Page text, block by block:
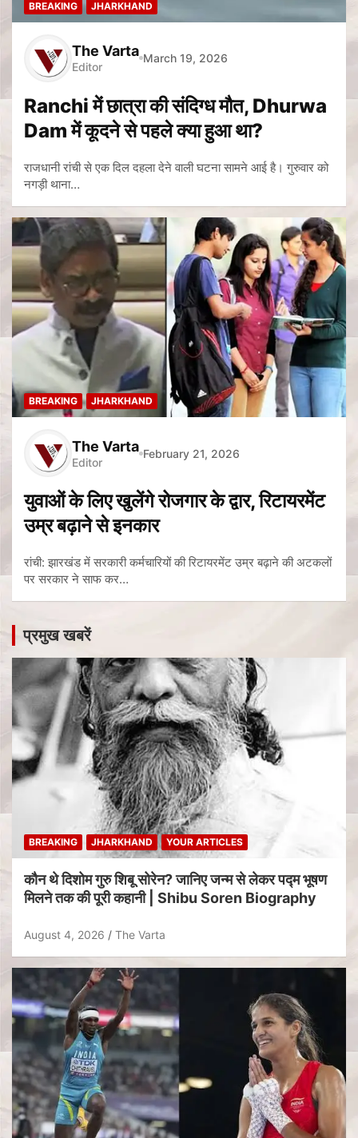
BREAKING JHARKHAND
The Varta
Editor
March 19, 2026
Ranchi में छात्रा की संदिग्ध मौत, Dhurwa
Dam में कूदने से पहले क्या हुआ था?
राजधानी रांची से एक दिल दहला देने वाली घटना सामने आई है। गुरुवार को
नगड़ी थाना…
BREAKING JHARKHAND
The Varta
Editor
February 21, 2026
युवाओं के लिए खुलेंगे रोजगार के द्वार, रिटायरमेंट
उम्र बढ़ाने से इनकार
रांची: झारखंड में सरकारी कर्मचारियों की रिटायरमेंट उम्र बढ़ाने की अटकलों
पर सरकार ने साफ कर…
प्रमुख खबरें
BREAKING JHARKHAND YOUR ARTICLES
कौन थे दिशोम गुरु शिबू सोरेन? जानिए जन्म से लेकर पद्म भूषण
मिलने तक की पूरी कहानी | Shibu Soren Biography
August 4, 2026 The Varta